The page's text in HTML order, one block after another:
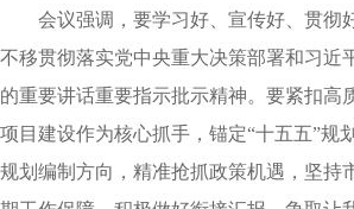
会议强调，要学习好、宣传好、贯彻
不移贯彻落实党中央重大决策部署和习近
的重要讲话重要指示批示精神。要紧扣高
项目建设作为核心抓手，锚定“十五五”规
规划编制方向，精准抢抓政策机遇，坚持